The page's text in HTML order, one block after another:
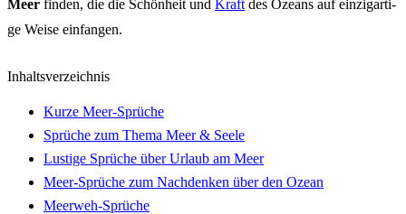
Meer finden, die die Schön­heit und Kraft des Ozeans auf einzig­ar­ti­
ge Weise einfan­gen.
Inhalts­ver­zeich­nis
Kurze Meer-Sprü­che
Sprü­che zum Thema Meer & Seele
Lusti­ge Sprü­che über Urlaub am Meer
Meer-Sprü­che zum Nach­den­ken über den Ozean
Meer­weh-Sprü­che